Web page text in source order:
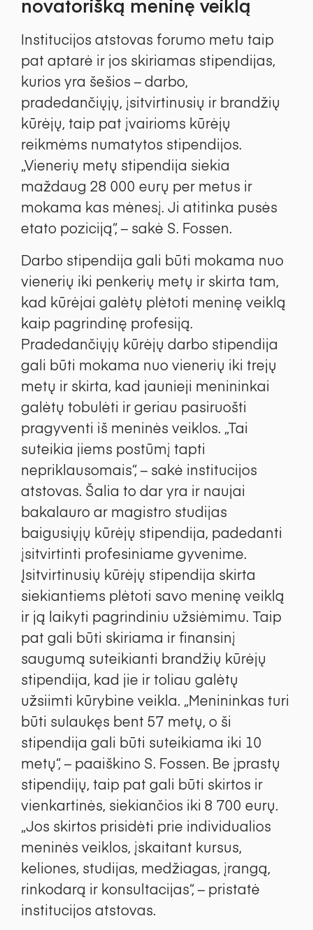
novatorišką meninę veiklą
Institucijos atstovas forumo metu taip
pat aptarė ir jos skiriamas stipendijas,
kurios yra šešios – darbo,
pradedančiųjų, įsitvirtinusių ir brandžių
kūrėjų, taip pat įvairioms kūrėjų
reikmėms numatytos stipendijos.
„Vienerių metų stipendija siekia
maždaug 28 000 eurų per metus ir
mokama kas mėnesį. Ji atitinka pusės
etato poziciją“, – sakė S. Fossen.
Darbo stipendija gali būti mokama nuo
vienerių iki penkerių metų ir skirta tam,
kad kūrėjai galėtų plėtoti meninę veiklą
kaip pagrindinę profesiją.
Pradedančiųjų kūrėjų darbo stipendija
gali būti mokama nuo vienerių iki trejų
metų ir skirta, kad jaunieji menininkai
galėtų tobulėti ir geriau pasiruošti
pragyventi iš meninės veiklos. „Tai
suteikia jiems postūmį tapti
nepriklausomais“, – sakė institucijos
atstovas. Šalia to dar yra ir naujai
bakalauro ar magistro studijas
baigusiųjų kūrėjų stipendija, padedanti
įsitvirtinti profesiniame gyvenime.
Įsitvirtinusių kūrėjų stipendija skirta
siekiantiems plėtoti savo meninę veiklą
ir ją laikyti pagrindiniu užsiėmimu. Taip
pat gali būti skiriama ir finansinį
saugumą suteikianti brandžių kūrėjų
stipendija, kad jie ir toliau galėtų
užsiimti kūrybine veikla. „Menininkas turi
būti sulaukęs bent 57 metų, o ši
stipendija gali būti suteikiama iki 10
metų“, – paaiškino S. Fossen. Be įprastų
stipendijų, taip pat gali būti skirtos ir
vienkartinės, siekiančios iki 8 700 eurų.
„Jos skirtos prisidėti prie individualios
meninės veiklos, įskaitant kursus,
keliones, studijas, medžiagas, įrangą,
rinkodarą ir konsultacijas“, – pristatė
institucijos atstovas.